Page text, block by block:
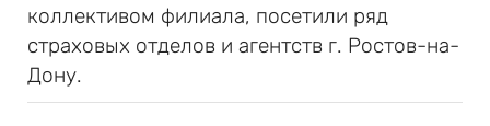
коллективом филиала, посетили ряд
страховых отделов и агентств г. Ростов-на-
Дону.